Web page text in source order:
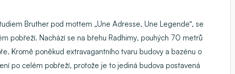
Bruther pod mottem „Une Adresse, Une Legende“, se
pobřeží. Nachází se na břehu Radhimy, pouhých 70 metrů
. Kromě poněkud extravagantního tvaru budovy a bazénu o
po celém pobřeží, protože je to jediná budova postavená